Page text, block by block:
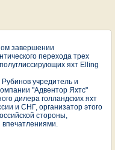
завершении
перехода трех
яхт Elling
учредитель и
"Адвентор Яхтс"
дилера голландских яхт
и СНГ, организатор этого
стороны,
впечатлениями.